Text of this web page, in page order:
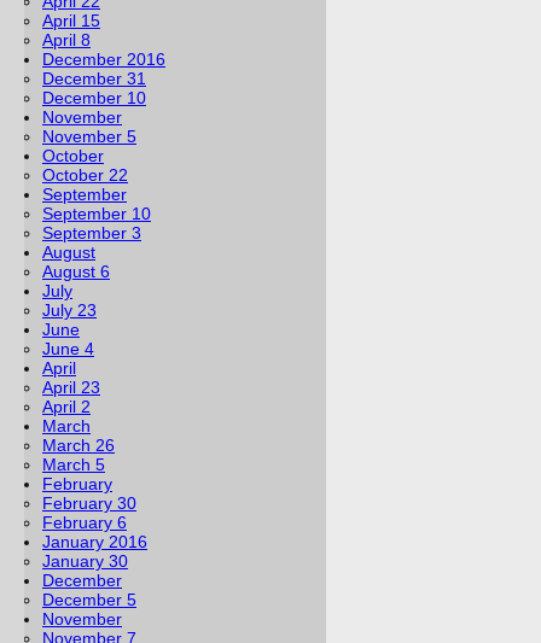
April 15
April 8
December 2016
December 31
December 10
November
November 5
October
October 22
September
September 10
September 3
August
August 6
July
July 23
June
June 4
April
April 23
April 2
March
March 26
March 5
February
February 30
February 6
January 2016
January 30
December
December 5
November
November 7